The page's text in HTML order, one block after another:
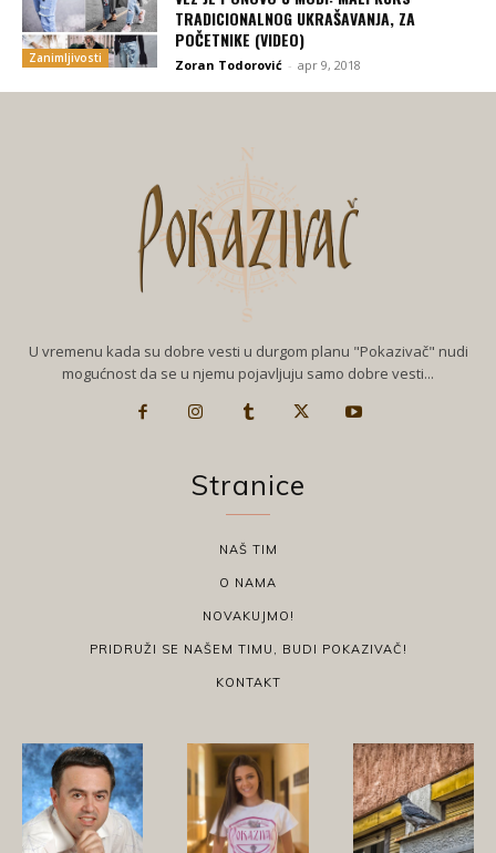
Zanimljivosti
TRADICIONALNOG UKRAŠAVANJA, ZA
POČETNIKE (VIDEO)
Zoran Todorović - apr 9, 2018
U vremenu kada su dobre vesti u durgom planu "Pokazivač" nudi
mogućnost da se u njemu pojavljuju samo dobre vesti...
Stranice
NAŠ TIM
O NAMA
NOVAKUJMO!
PRIDRUŽI SE NAŠEM TIMU, BUDI POKAZIVAČ!
KONTAKT